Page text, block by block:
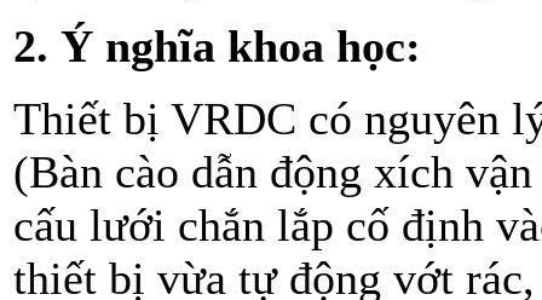
2. Ý nghĩa khoa học:
Thiết bị VRDC có nguyên
(Bàn cào dẫn động xích
cấu lưới chắn lắp cố định
thiết bị vừa tự động vớt